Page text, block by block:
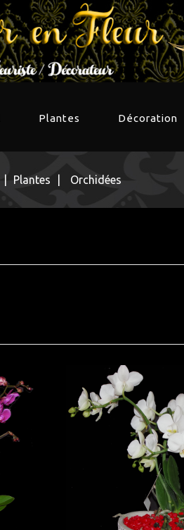
Plantes Décoration
Plantes Orchidées